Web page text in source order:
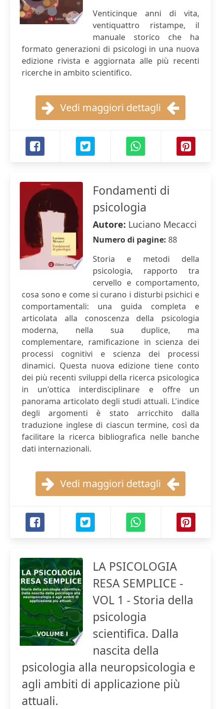
Venticinque anni di vita,
ventiquattro ristampe, il
manuale storico che ha
formato generazioni di psicologi in una nuova
edizione rivista e aggiornata alle più recenti
ricerche in ambito scientifico.
Vedi maggiori dettagli
Fondamenti di
psicologia
Autore: Luciano Mecacci
Numero di pagine: 88
Storia e metodi della
psicologia, rapporto tra
cervello e comportamento,
cosa sono e come si curano i disturbi psichici e
comportamentali: una guida completa e
articolata alla conoscenza della psicologia
moderna, nella sua duplice, ma
complementare, ramificazione in scienza dei
processi cognitivi e scienza dei processi
dinamici. Questa nuova edizione tiene conto
dei più recenti sviluppi della ricerca psicologica
in un'ottica interdisciplinare e offre un
panorama articolato degli studi attuali. L'indice
degli argomenti è stato arricchito dalla
traduzione inglese di ciascun termine, così da
facilitare la ricerca bibliografica nelle banche
dati internazionali.
Vedi maggiori dettagli
LA PSICOLOGIA
RESA SEMPLICE -
VOL 1 - Storia della
psicologia
scientifica. Dalla
nascita della
psicologia alla neuropsicologia e
agli ambiti di applicazione più
attuali.